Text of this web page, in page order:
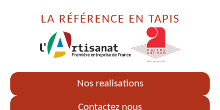
LA RÉFÉRENCE EN TAPIS
Nos realisations
Contactez nous